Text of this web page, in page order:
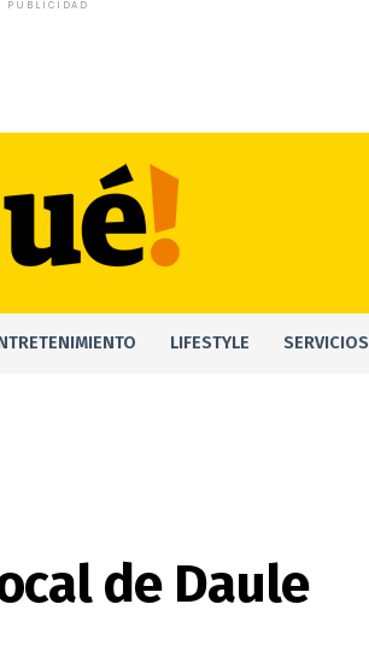
PUBLICIDAD
LIFESTYLE SERVICIOS
de Daule